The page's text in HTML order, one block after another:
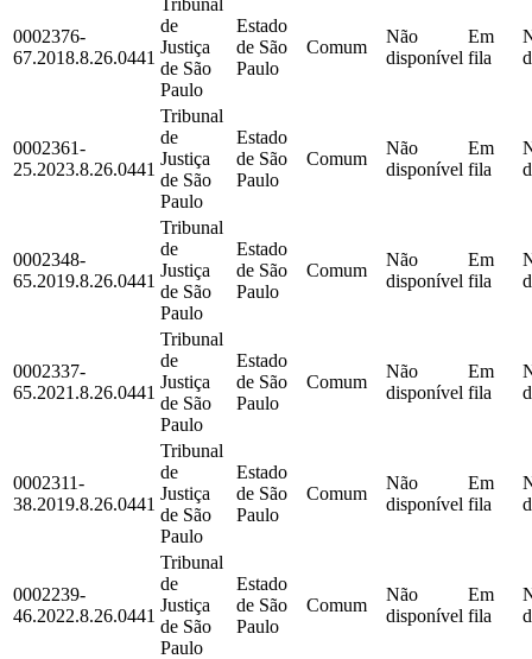
0002376-
67.2018.8.26.0441
de
Justiça
de São
Paulo
Estado
de São
Paulo
Comum
Não
disponível
Em
fila
0002361-
25.2023.8.26.0441
Tribunal
de
Justiça
de São
Paulo
Estado
de São
Paulo
Comum
Não
disponível
Em
fila
0002348-
65.2019.8.26.0441
Tribunal
de
Justiça
de São
Paulo
Estado
de São
Paulo
Comum
Não
disponível
Em
fila
0002337-
65.2021.8.26.0441
Tribunal
de
Justiça
de São
Paulo
Estado
de São
Paulo
Comum
Não
disponível
Em
fila
0002311-
38.2019.8.26.0441
Tribunal
de
Justiça
de São
Paulo
Estado
de São
Paulo
Comum
Não
disponível
Em
fila
0002239-
46.2022.8.26.0441
Tribunal
de
Justiça
de São
Paulo
Estado
de São
Paulo
Comum
Não
disponível
Em
fila